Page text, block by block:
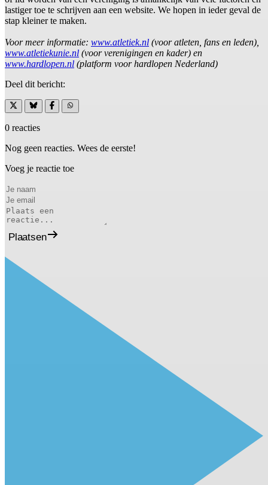
lastiger toe te schrijven aan een website. We hopen in ieder geval de
stap kleiner te maken.
Voor meer informatie: www.atletiek.nl (voor atleten, fans en leden),
www.atletiekunie.nl (voor verenigingen en kader) en
www.hardlopen.nl (platform voor hardlopen Nederland)
Deel dit bericht:
0 reacties
Nog geen reacties. Wees de eerste!
Voeg je reactie toe
Plaatsen